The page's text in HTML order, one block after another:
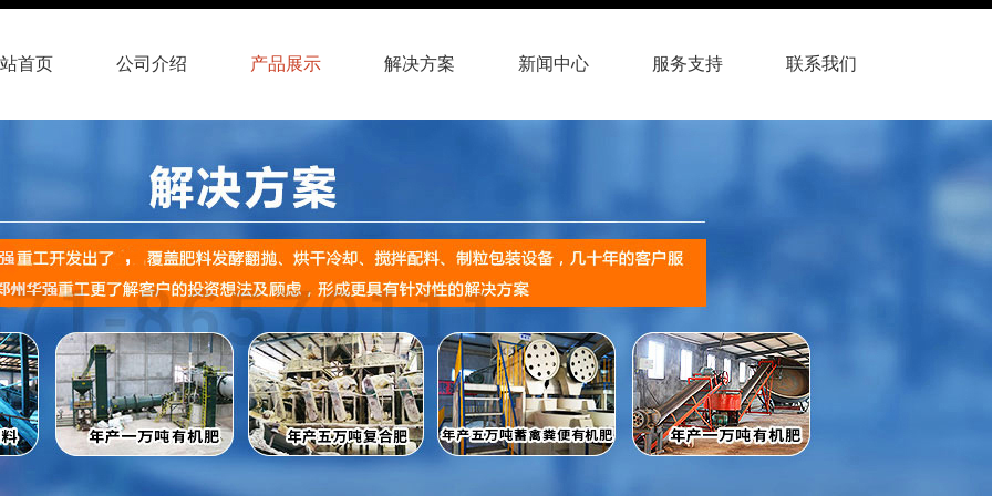
首页 公司介绍 产品展示 解决方案 新闻中心 服务支持 联系我们